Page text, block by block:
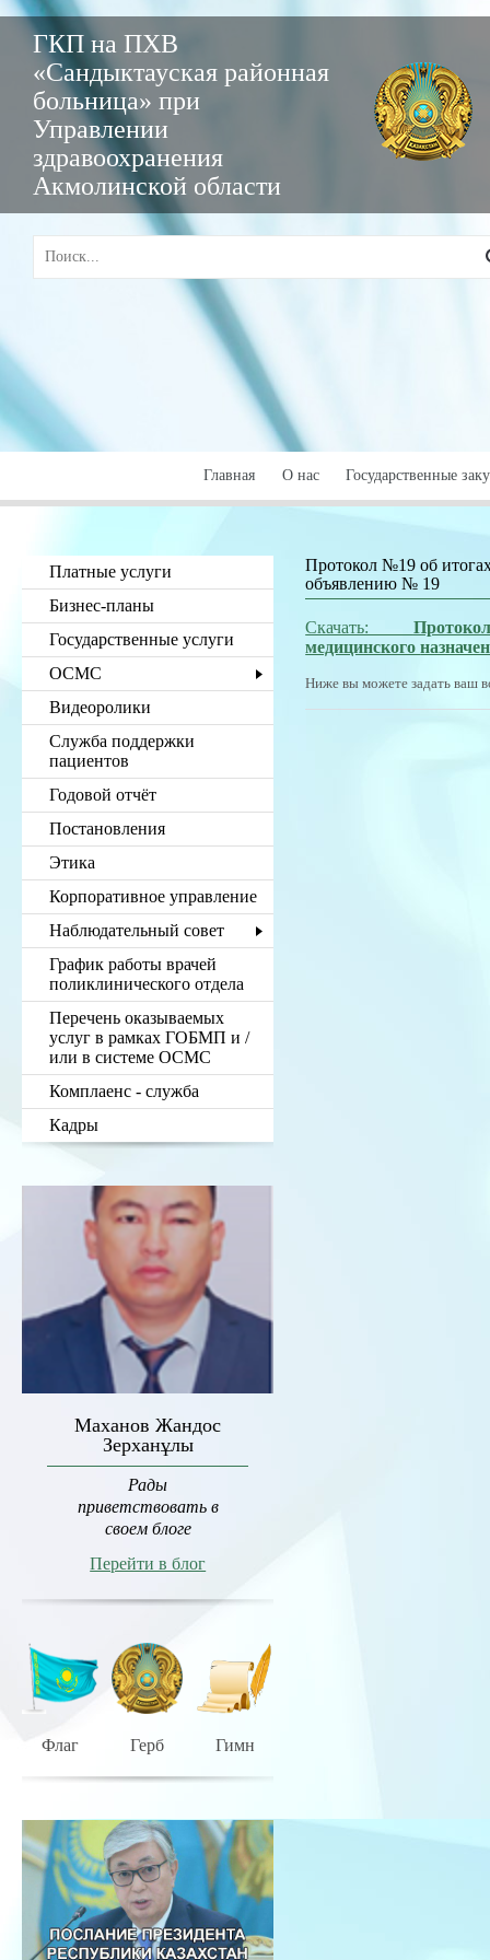
ГКП на ПХВ
«Сандыктауская районная
больница» при
Управлении
здравоохранения
Акмолинской области
Главная О нас Государственные
Платные услуги
Бизнес-планы
Государственные услуги
ОСМС
Видеоролики
Служба поддержки
пациентов
Годовой отчёт
Постановления
Этика
Корпоративное управление
Наблюдательный совет
График работы врачей
поликлинического отдела
Перечень оказываемых
услуг в рамках ГОБМП и /
или в системе ОСМС
Комплаенс - служба
Кадры
Маханов Жандос
Зерханұлы
Рады
приветствовать в
своем блоге
Перейти в блог
Флаг Герб Гимн
Протокол №19 об
объявлению № 19
Скачать:
медицинского
Ниже вы можете задать ваш